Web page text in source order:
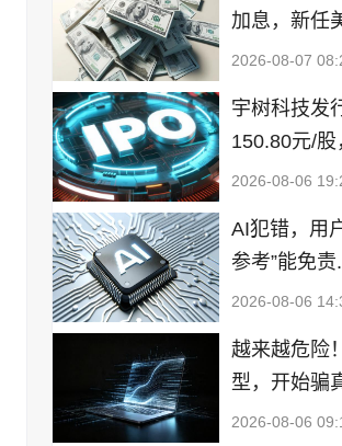
加息，新任
2026-08-07
宇树科技发
150.80元/
2026-08-06
AI犯错，用
参考”能免责
2026-08-06
越来越危险
型，开始骗
2026-08-06